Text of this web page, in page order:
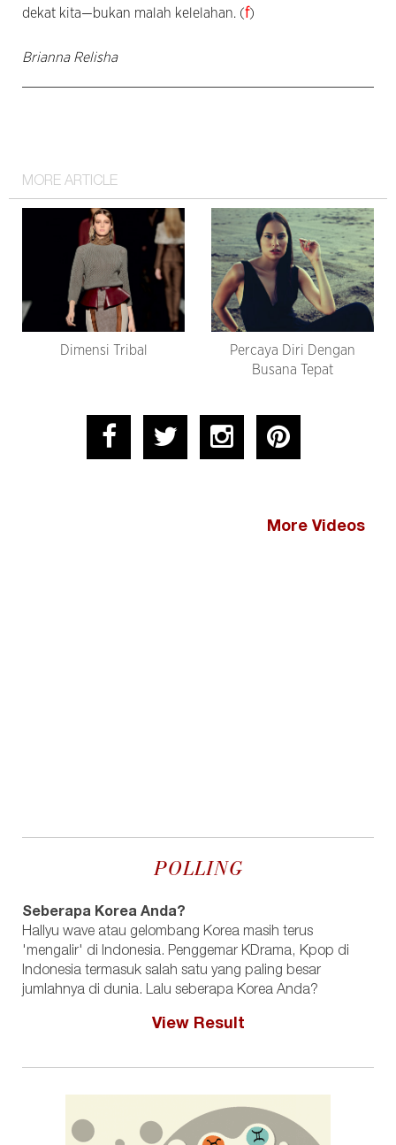
dekat kita—bukan malah kelelahan. (f)
Brianna Relisha
MORE ARTICLE
Dimensi Tribal
Percaya Diri Dengan
Busana Tepat
More Videos
POLLING
Seberapa Korea Anda?
Hallyu wave atau gelombang Korea masih terus
'mengalir' di Indonesia. Penggemar KDrama, Kpop di
Indonesia termasuk salah satu yang paling besar
jumlahnya di dunia. Lalu seberapa Korea Anda?
View Result